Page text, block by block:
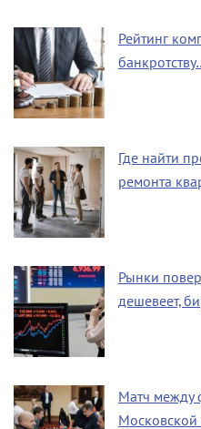
Рейтинг
Где найти
ремонта
Рынки
дешевеет,
Матч между
Московской